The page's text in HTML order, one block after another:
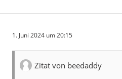
1. Juni 2024 um 20:15
Zitat von beedaddy